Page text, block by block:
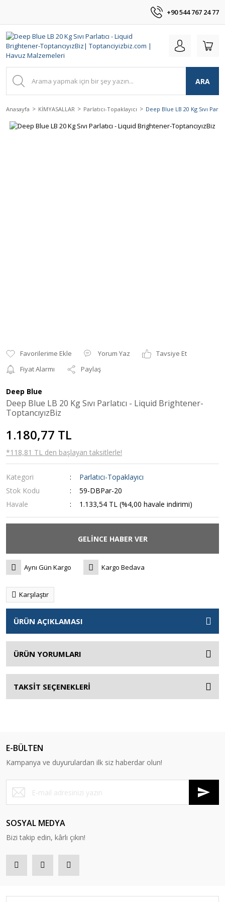
+90 544 767 24 77
ARA
Anasayfa KİMYASALLAR Parlatıcı-Topaklayıcı Deep Blue LB 20 Kg Sıvı
Yorum Yaz
Tavsiye Et
Fiyat Alarmı
Paylaş
Deep Blue
Deep Blue LB 20 Kg Sıvı Parlatıcı - Liquid Brightener-
ToptancıyızBiz
1.180,77 TL
*118,81 TL den başlayan taksitlerle!
Kategori
Parlatıcı-Topaklayıcı
Stok Kodu
59-DBPar-20
Havale
1.133,54 TL (%4,00 havale indirimi)
GELİNCE HABER VER
Aynı Gün Kargo Kargo Bedava
Karşılaştır
ÜRÜN AÇIKLAMASI
ÜRÜN YORUMLARI
TAKSİT SEÇENEKLERİ
E-BÜLTEN
Kampanya ve duyurulardan ilk siz haberdar olun!
SOSYAL MEDYA
Bizi takip edin, kârlı çıkın!